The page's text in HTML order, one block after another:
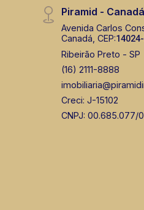
Piramid - Canadá
Avenida Carlos
Canadá, CEP:
Ribeirão Preto - SP
(16) 2111-8888
Creci: J-15102
CNPJ: 00.685.077/